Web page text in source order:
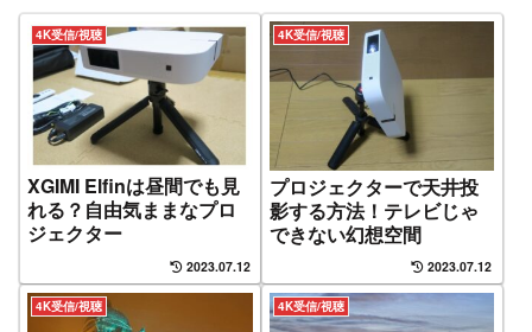
4K受信/視聴
XGIMI Elfinは昼間でも見
れる？自由気ままなプロ
ジェクター
2023.07.12
4K受信/視聴
プロジェクターで天井投
影する方法！テレビじゃ
できない幻想空間
2023.07.12
4K受信/視聴 4K受信/視聴